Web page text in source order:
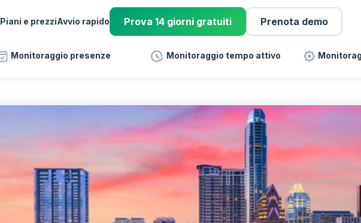
Piani e prezziAvvio rapido Prova 14 giorni gratuiti Prenota demo
Monitoraggio presenze Monitoraggio tempo attivo